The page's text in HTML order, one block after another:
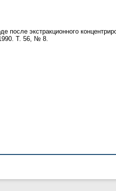
после экстракционного
Т. 56, № 8.